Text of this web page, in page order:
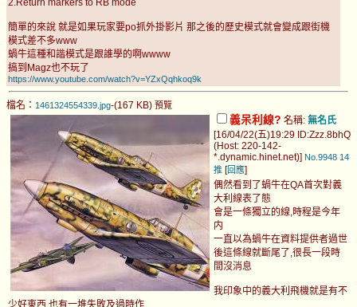
簡單的來說 就是如果玩家要po抓外掛影片 那之後的歷史模式就會變成跟街機
模式差不多www
蝸牛這種和諧模式是跟誰學的啊wwww
搞到Magz也不玩了
https://www.youtube.com/watch?v=YZxQqhkoq9k
檔名： 1461324554339.jpg-(167 KB) 預覽
義呆利線? 名稱: 無名氏
[16/04/22(五)19:29 ID:Zzz.8bhQ
(Host: 220-142-
*.dynamic.hinet.net)] No.9948 14
推 [回應]
偶然看到了蝸牛在QA首次對義
大利線表了態
會是一條獨立的線,時程是今年
内
一直以為蝸牛在資料提供者過世
後這條線就斷尾了,很長一段時
間沒消息
我印象中的義大利飛機就是有不
少好東西,也有一堆失敗及過時作